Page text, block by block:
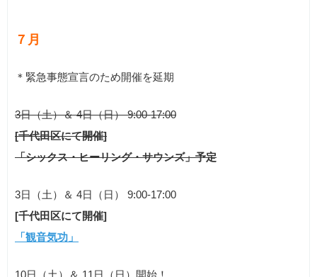
７月
＊緊急事態宣言のため開催を延期
3日（土）＆ 4日（日） 9:00-17:00
[千代田区にて開催]
「シックス・ヒーリング・サウンズ」予定
3日（土）＆ 4日（日） 9:00-17:00
[千代田区にて開催]
「観音気功」
10日（土）＆ 11日（日）開始！